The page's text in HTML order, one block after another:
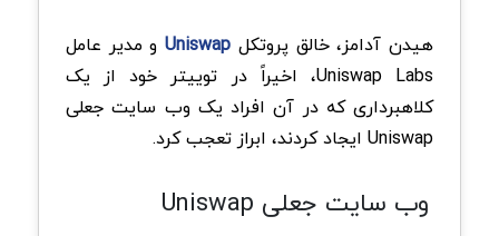
هیدن آدامز، خالق پروتکل Uniswap و مدیر عامل
Uniswap Labs، اخیراً در توییتر خود از یک
کلاهبرداری که در آن افراد یک وب سایت جعلی
Uniswap ایجاد کردند، ابراز تعجب کرد.
وب سایت جعلی Uniswap